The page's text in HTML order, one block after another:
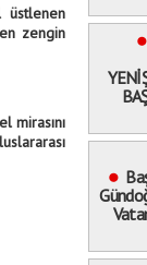
üstlenen
zengin
mirasını